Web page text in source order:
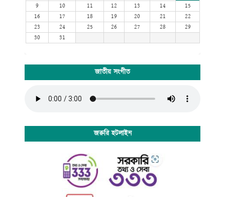
9
10 11 12 13 14
15
16
17 18 19 20 21
22
23
24 25 26 27 28
29
30
31
জাতীয় সংগীত
জরুরি হটলাইন